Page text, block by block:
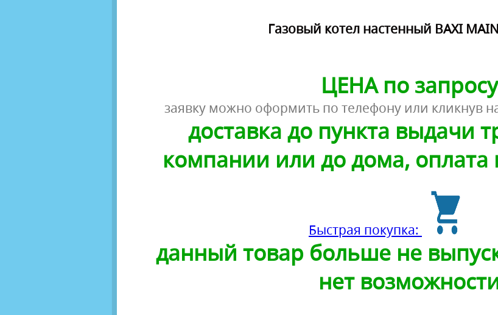
Газовый котел настенный BAXI
ЦЕНА по запросу
заявку можно оформить по телефону или кликнув
доставка до пункта выдачи
компании или до дома,
Быстрая покупка:
данный товар больше не
нет